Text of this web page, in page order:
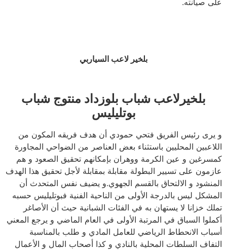
على صيانته.
بلخير لاعب السياربي
بلخيرلاعب شباب بلوزداد منتوج شباب
بوتليليس
و يرى رئيس الفريق فتحي حمودي أن هدف فريقه المكون من
اللاعبين المحليين باستثناء بعض العناصر من الضواحي المجاورة
كمسرغين و عين الكرمة ووهران بإمكانهم تحقيق الصعود و هم
عازمون على تسيير البطولة مقابلة بمقابلة لأجل تحقيق هذا الهدف
المنشود و الالتحاق بالقسم الجهوي.و يضيف نفس المتحدث أن
المشكل ليس بالدرجة الأولى من الناحية الفنية فبوتليليس حسبه
تملك خزانا لا يستهان به في الفئات الشبانية حيث أن الأصاغر
أكملوا السباق في المرتبة الأولى في العام الماضي و يرجع المعني
أسباب الانحطاط الرياضي للعامل المادي و طلب بالمناسبة
التفاف السلطات المحلية بالنادي و كذا أصحاب المال و الأعمال